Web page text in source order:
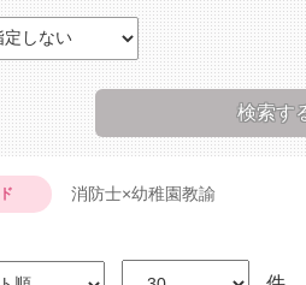
消防士×幼稚園教諭